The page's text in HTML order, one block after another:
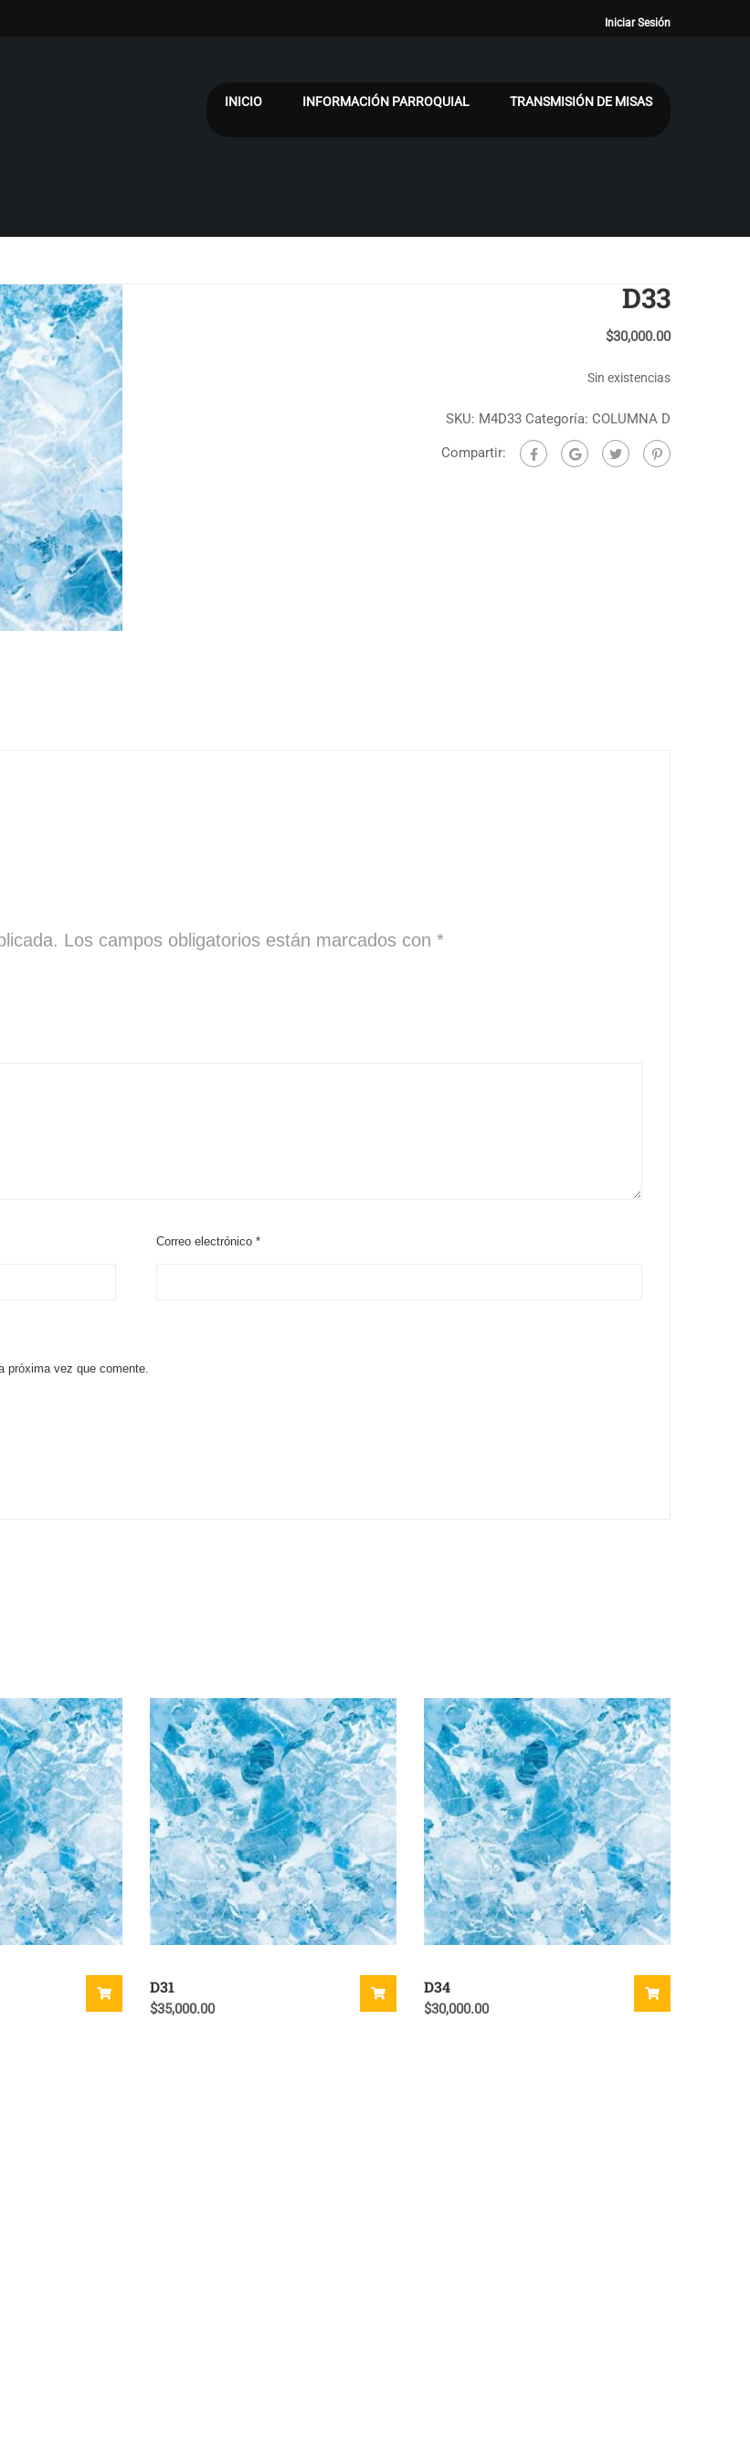
Iniciar Sesión
INICIO INFORMACIÓN PARROQUIAL TRANSMISIÓN DE MISAS
D33
$30,000.00
Sin existencias
SKU: M4D33 Categoría: COLUMNA D
Compartir:
Los campos obligatorios están marcados con *
Correo electrónico*
próxima vez que comente.
D31
$35,000.00
D34
$30,000.00